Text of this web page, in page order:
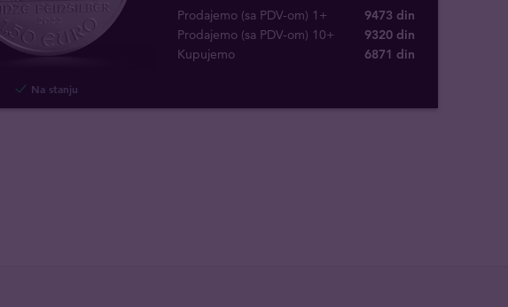
Na stanju
Prodajemo (sa PDV-om) 1+
9473 din
Prodajemo (sa PDV-om) 10+
9320 din
Kupujemo
6871 din